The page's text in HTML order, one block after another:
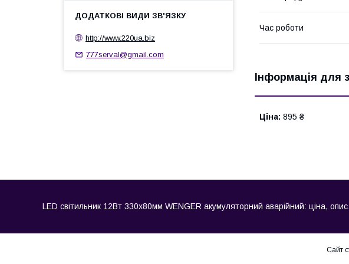
Час роботи
Інформація для
Ціна: 895 ₴
http://www.220ua.biz
777serval@gmail.com
LED світильник 12Вт 330х80мм WENGER акумуляторний аварійний: ціна,
Сайт